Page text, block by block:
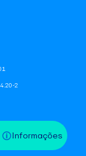
Informações
2